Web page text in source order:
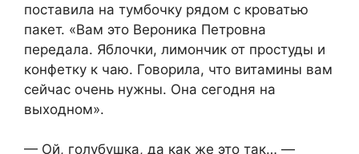
поставила на тумбочку рядом с кроватью
пакет. «Вам это Вероника Петровна
передала. Яблочки, лимончик от простуды и
конфетку к чаю. Говорила, что витамины вам
сейчас очень нужны. Она сегодня на
выходном».
— Ой, голубушка, да как же это так… —